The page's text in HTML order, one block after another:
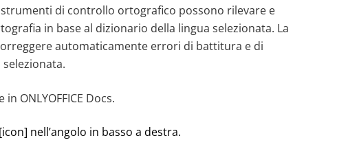
di controllo ortografico possono rilevare e
in base al dizionario della lingua selezionata. La
automaticamente errori di battitura e di
ONLYOFFICE Docs.
nell’angolo in basso a destra.